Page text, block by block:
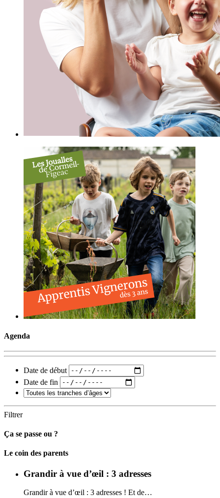
Agenda
Date de début
Date de fin
Filtrer
Ça se passe ou ?
Carto
Le coin des parents
Grandir à vue d’œil : 3 adresses
Grandir à vue d’œil : 3 adresses ! Et de…